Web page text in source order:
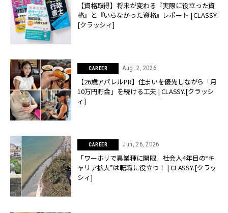
【資格取得】将来が変わる『実際に役立った資
格』と『いらなかった資格』レポート | CLASSY.
[クラッシィ]
CAREER Aug, 2, 2026
【26歳アパレルPR】住まいを優先しながら「月
10万円貯金」を続ける工夫 | CLASSY.[クラッシ
ィ]
CAREER Jun, 26, 2026
「ワーホリで異業種に開眼」社会人4年目の“キ
ャリア拡大”は転職に役立つ！ | CLASSY.[クラッ
シィ]